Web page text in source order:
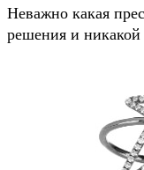
Неважно какая
решения и